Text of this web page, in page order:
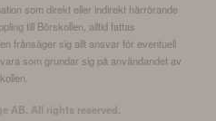
som direkt eller indirekt härrörande
till Börskollen, alltid fattas
frånsäger sig allt ansvar för eventuell
som grundar sig på användandet av
AB. All rights reserved.